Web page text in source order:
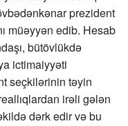
prezident
müəyyən edib. Hesab
bütövlükdə
ictimaiyyəti
seçkilərinin təyin
irəli gələn
dərk edir və bu